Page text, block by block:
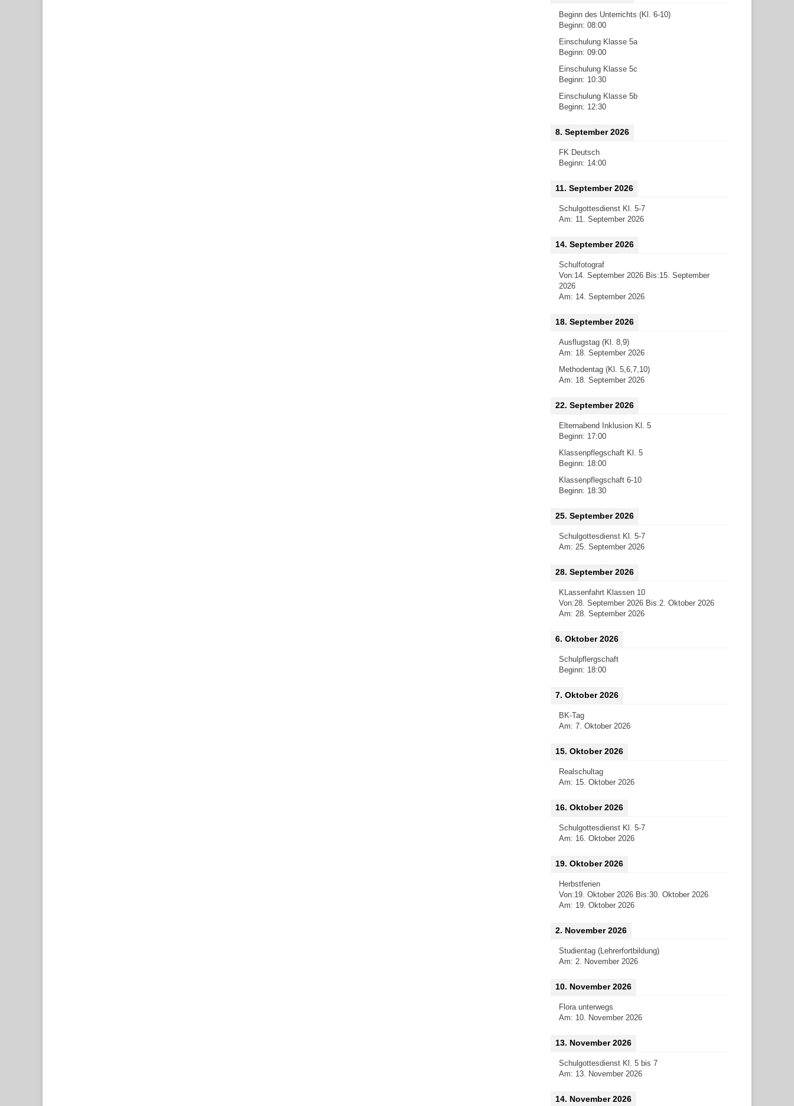
Beginn des Unterrichts (Kl. 6-10)
Beginn: 08:00
Einschulung Klasse 5a
Beginn: 09:00
Einschulung Klasse 5c
Beginn: 10:30
Einschulung Klasse 5b
Beginn: 12:30
8. September 2026
FK Deutsch
Beginn: 14:00
11. September 2026
Schulgottesdienst Kl. 5-7
Am: 11. September 2026
14. September 2026
Schulfotograf
Von:14. September 2026 Bis:15. September
2026
Am: 14. September 2026
18. September 2026
Ausflugstag (Kl. 8,9)
Am: 18. September 2026
Methodentag (Kl. 5,6,7,10)
Am: 18. September 2026
22. September 2026
Elternabend Inklusion Kl. 5
Beginn: 17:00
Klassenpflegschaft Kl. 5
Beginn: 18:00
Klassenpflegschaft 6-10
Beginn: 18:30
25. September 2026
Schulgottesdienst Kl. 5-7
Am: 25. September 2026
28. September 2026
KLassenfahrt Klassen 10
Von:28. September 2026 Bis:2. Oktober 2026
Am: 28. September 2026
6. Oktober 2026
Schulpflergschaft
Beginn: 18:00
7. Oktober 2026
BK-Tag
Am: 7. Oktober 2026
15. Oktober 2026
Realschultag
Am: 15. Oktober 2026
16. Oktober 2026
Schulgottesdienst Kl. 5-7
Am: 16. Oktober 2026
19. Oktober 2026
Herbstferien
Von:19. Oktober 2026 Bis:30. Oktober 2026
Am: 19. Oktober 2026
2. November 2026
Studientag (Lehrerfortbildung)
Am: 2. November 2026
10. November 2026
Flora unterwegs
Am: 10. November 2026
13. November 2026
Schulgottesdienst Kl. 5 bis 7
Am: 13. November 2026
14. November 2026